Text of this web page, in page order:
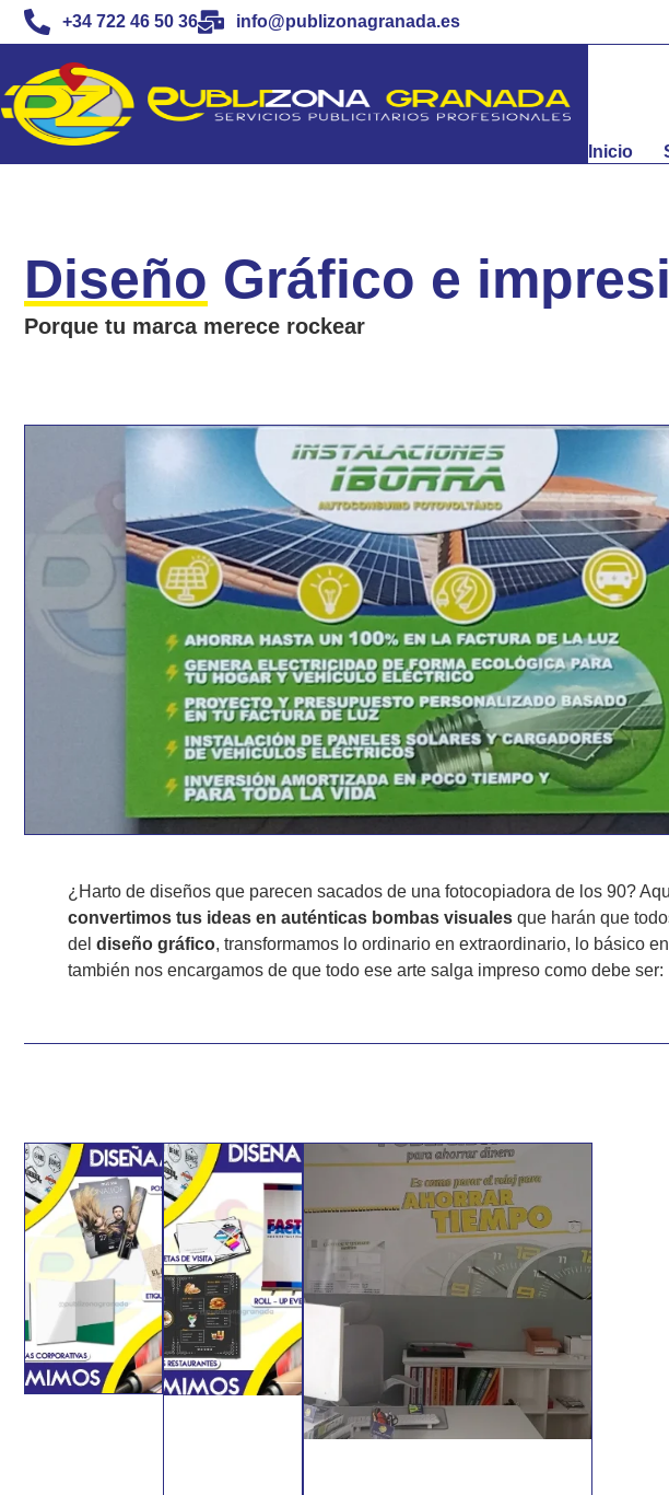
+34 722 46 50 36 info@publizonagranada.es
Inicio
Diseño Gráfico e
Porque tu marca merece rockear
¿Harto de diseños que parecen sacados de una fotocopiadora de los 90?
convertimos tus ideas en auténticas bombas visuales que harán que
del diseño gráfico, transformamos lo ordinario en extraordinario, lo básico
también nos encargamos de que todo ese arte salga impreso como debe ser: